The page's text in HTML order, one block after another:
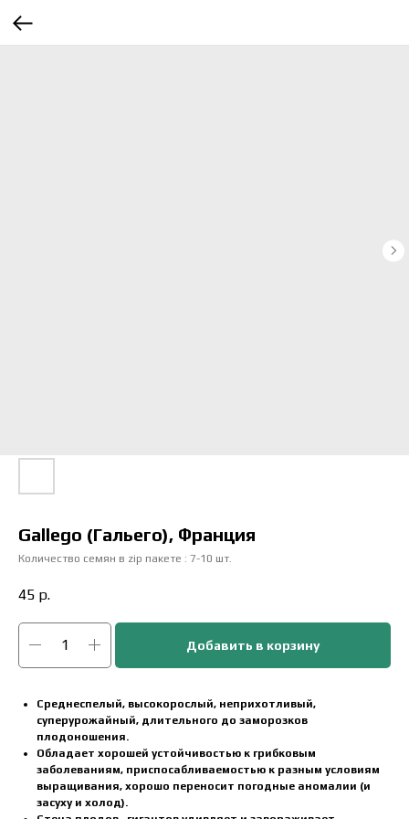
Gallego (Гальего), Франция
Количество семян в zip пакете : 7-10 шт.
45 р.
Добавить в корзину
Среднеспелый, высокорослый, неприхотливый,
суперурожайный, длительного до заморозков
плодоношения.
Обладает хорошей устойчивостью к грибковым
заболеваниям, приспосабливаемостью к разным условиям
выращивания, хорошо переносит погодные аномалии (и
засуху и холод).